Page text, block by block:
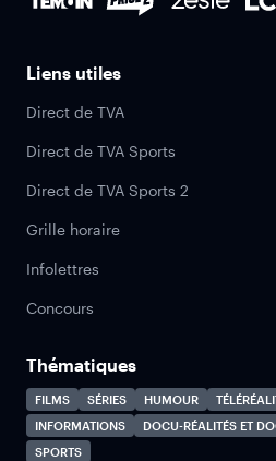
Liens utiles
Direct de TVA
Direct de TVA Sports
Direct de TVA Sports 2
Grille horaire
Infolettres
Concours
Thématiques
FILMS SÉRIES HUMOUR
INFORMATIONS
DOCU-RÉALITÉS ET
SPORTS